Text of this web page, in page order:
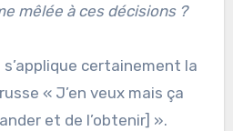
mêlée à ces décisions ?
s’applique certainement la
« J’en veux mais ça
et de l’obtenir] ».